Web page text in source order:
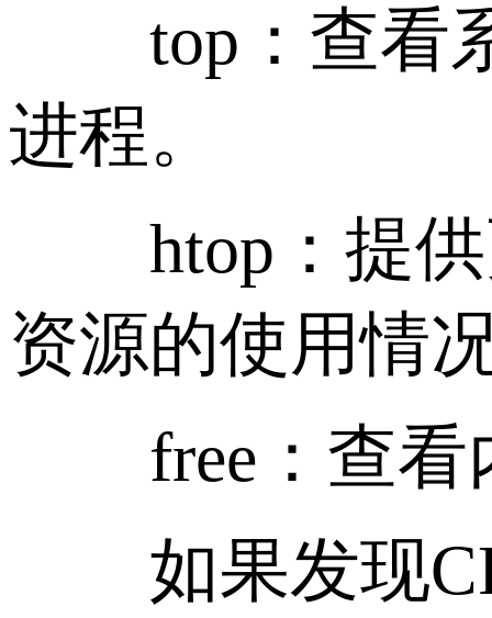
top：查看系
进程。
htop：提供
资源的使用情
free：查看
如果发现